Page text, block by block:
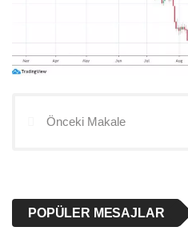
Önceki Makale
POPÜLER MESAJLAR